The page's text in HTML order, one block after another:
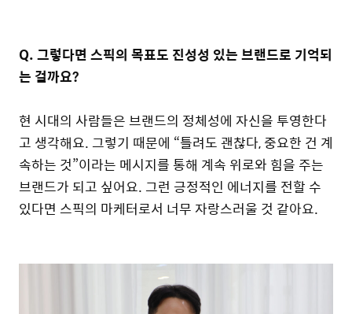
Q. 그렇다면 스픽의 목표도 진성성 있는 브랜드로 기억되
는 걸까요?
현 시대의 사람들은 브랜드의 정체성에 자신을 투영한다
고 생각해요. 그렇기 때문에 “틀려도 괜찮다, 중요한 건 계
속하는 것”이라는 메시지를 통해 계속 위로와 힘을 주는
브랜드가 되고 싶어요. 그런 긍정적인 에너지를 전할 수
있다면 스픽의 마케터로서 너무 자랑스러울 것 같아요.